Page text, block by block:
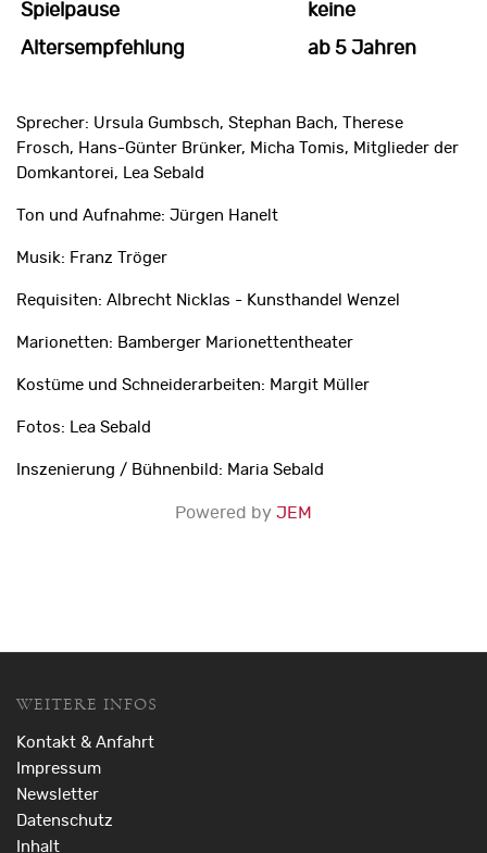
Spielpause
keine
Altersempfehlung
ab 5 Jahren
Sprecher: Ursula Gumbsch, Stephan Bach, Therese
Frosch, Hans-Günter Brünker, Micha Tomis, Mitglieder der
Domkantorei, Lea Sebald
Ton und Aufnahme: Jürgen Hanelt
Musik: Franz Tröger
Requisiten: Albrecht Nicklas - Kunsthandel Wenzel
Marionetten: Bamberger Marionettentheater
Kostüme und Schneiderarbeiten: Margit Müller
Fotos: Lea Sebald
Inszenierung / Bühnenbild: Maria Sebald
Powered by JEM
WEITERE INFOS
Kontakt & Anfahrt
Impressum
Newsletter
Datenschutz
Inhalt